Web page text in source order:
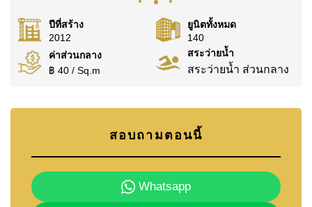
ปีที่สร้าง
2012
ยูนิตทั้งหมด
140
ค่าส่วนกลาง
฿ 40 / Sq.m
สระว่ายน้ำ
สระว่ายน้ำ ส่วนกลาง
สอบถามตอนนี้
Whatsapp